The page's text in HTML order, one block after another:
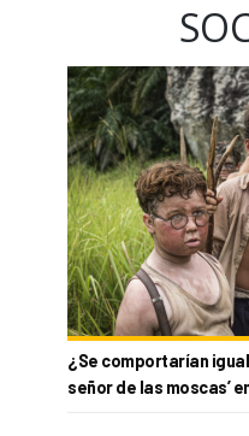
¿Se comportarían
señor de las moscas’